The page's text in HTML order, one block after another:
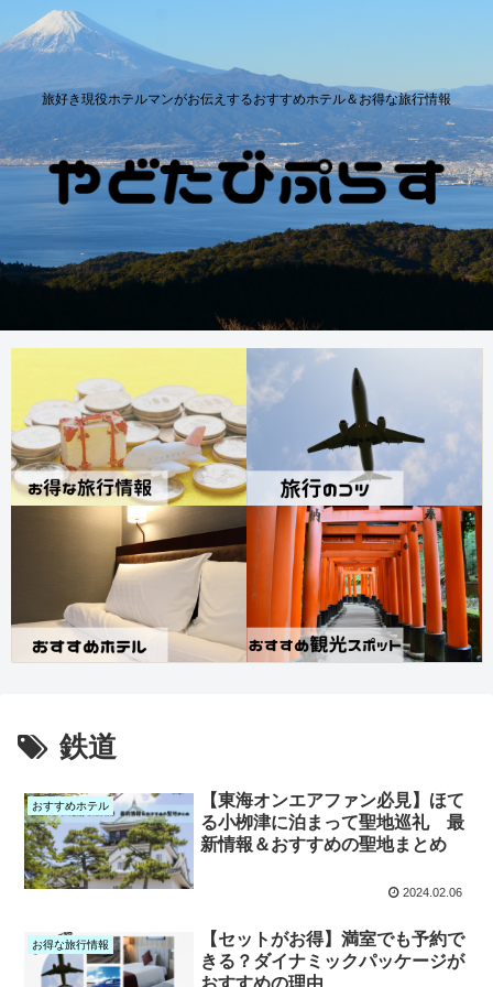
旅好き現役ホテルマンがお伝えするおすすめホテル＆お得な旅行情報
鉄道
おすすめホテル
【東海オンエアファン必見】ほて
る小栁津に泊まって聖地巡礼 最
新情報＆おすすめの聖地まとめ
2024.02.06
お得な旅行情報
【セットがお得】満室でも予約で
きる？ダイナミックパッケージが
おすすめの理由